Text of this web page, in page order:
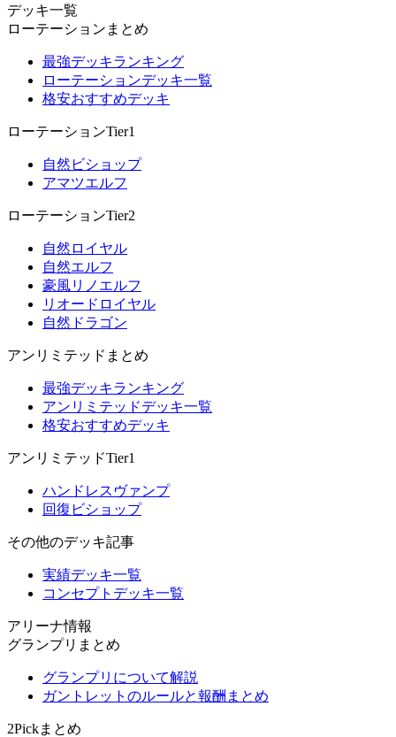
デッキ一覧
ローテーションまとめ
最強デッキランキング
ローテーションデッキ一覧
格安おすすめデッキ
ローテーションTier1
自然ビショップ
アマツエルフ
ローテーションTier2
自然ロイヤル
自然エルフ
豪風リノエルフ
リオードロイヤル
自然ドラゴン
アンリミテッドまとめ
最強デッキランキング
アンリミテッドデッキ一覧
格安おすすめデッキ
アンリミテッドTier1
ハンドレスヴァンプ
回復ビショップ
その他のデッキ記事
実績デッキ一覧
コンセプトデッキ一覧
アリーナ情報
グランプリまとめ
グランプリについて解説
ガントレットのルールと報酬まとめ
2Pickまとめ